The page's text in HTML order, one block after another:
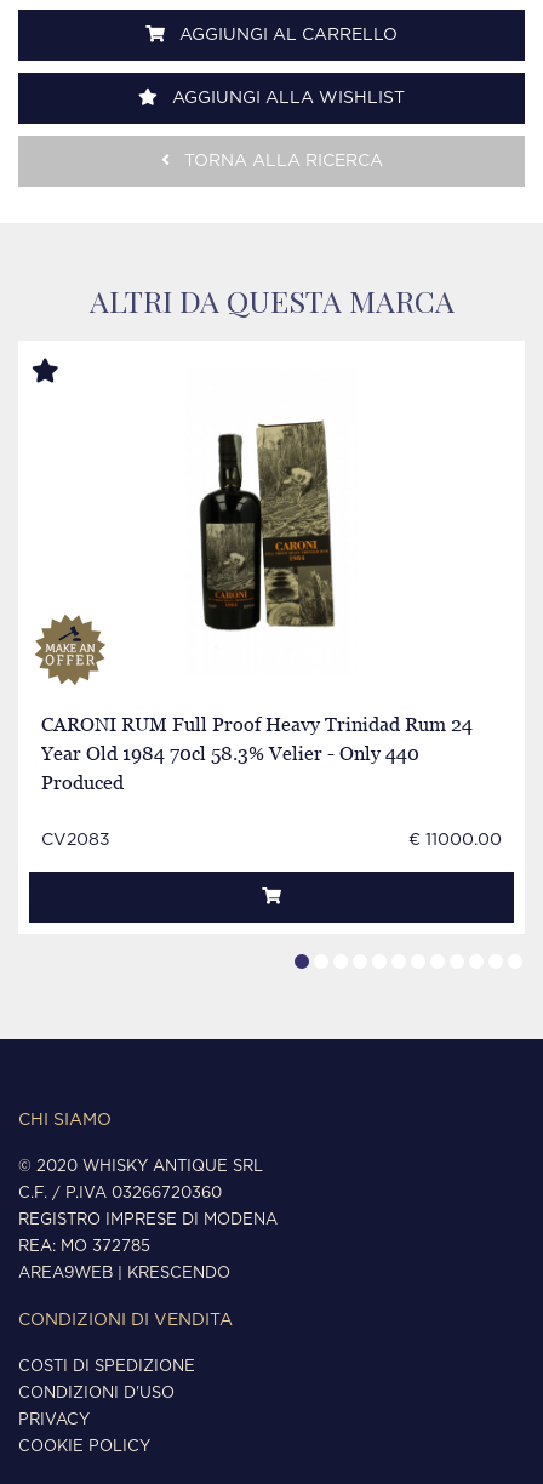
AGGIUNGI AL CARRELLO
AGGIUNGI ALLA WISHLIST
TORNA ALLA RICERCA
ALTRI DA QUESTA MARCA
CARONI RUM Full Proof Heavy Trinidad Rum 24
Year Old 1984 70cl 58.3% Velier - Only 440
Produced
CV2083 € 11000.00
CHI SIAMO
© 2020 WHISKY ANTIQUE SRL
C.F. / P.IVA 03266720360
REGISTRO IMPRESE DI MODENA
REA: MO 372785
AREA9WEB
KRESCENDO
CONDIZIONI DI VENDITA
COSTI DI SPEDIZIONE
CONDIZIONI D'USO
PRIVACY
COOKIE POLICY